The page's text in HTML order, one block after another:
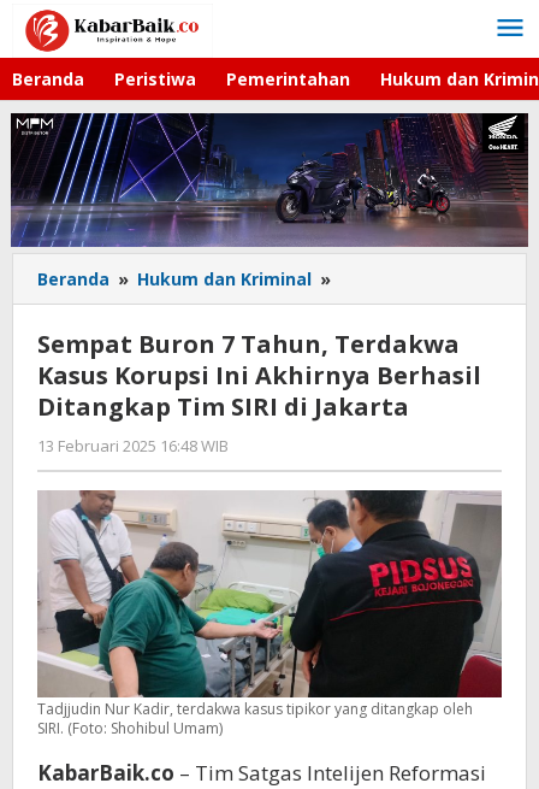
Lewati
konten
Beranda Peristiwa Pemerintahan Hukum dan
Beranda » Hukum dan Kriminal »
Buron
Tahun,
Terdakwa
Kasus
Berhasil
Ditangkap
Tim
di
Sempat Buron 7 Tahun, Terdakwa
Kasus Korupsi Ini Akhirnya Berhasil
Ditangkap Tim SIRI di Jakarta
13 Februari 2025 16:48 WIB
Faisal
Tadjjudin Nur Kadir, terdakwa kasus tipikor yang ditangkap oleh
SIRI. (Foto: Shohibul Umam)
KabarBaik.co – Tim Satgas Intelijen Reformasi